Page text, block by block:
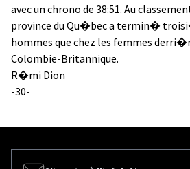
avec un chrono de 38:51. Au
province du Qu�bec a termin�
hommes que chez les femmes
Colombie-Britannique.
R�mi Dion
-30-